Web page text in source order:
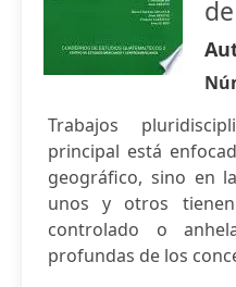
Trabajos
principal está
geográfico, sino en
unos y otros
controlado o
profundas de los